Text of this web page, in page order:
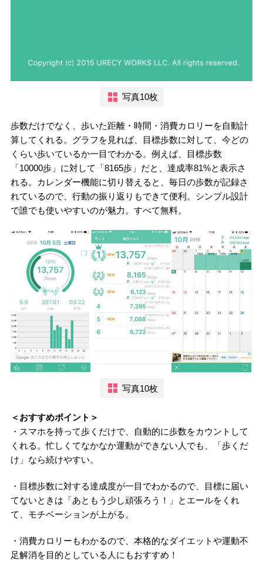
写真10枚
歩数だけでなく、歩いた距離・時間・消費カロリーを自動計
算してくれる。グラフを見れば、目標歩数に対して、今どの
くらい歩いているか一目でわかる。例えば、目標歩数
「10000歩」に対して「8165歩」だと、達成率81%と表示さ
れる。カレンダー機能に切り替えると、毎日の歩数が記録さ
れているので、行動の振り返りもできて便利。シンプル設計
で誰でも使いやすいのが魅力。すべて無料。
写真10枚
＜おすすめポイント＞
・スマホを持って歩くだけで、自動的に歩数をカウントして
くれる。忙しくてなかなか運動ができない人でも、「歩くだ
け」なら続けやすい。
・目標歩数に対する達成度が一目でわかるので、目標に届い
てないときは「あともう少し頑張ろう！」とエールをくれ
て、モチベーションが上がる。
・消費カロリーもわかるので、本格的なダイエットや運動不
足解消を目的としている人にもおすすめ！